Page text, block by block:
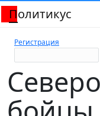
Политикус
Регистрация